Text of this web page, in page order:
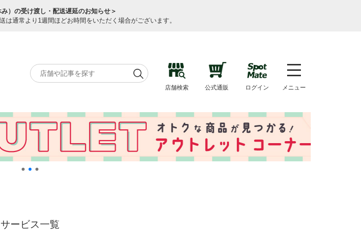
）の受け渡し・配送遅延のお知らせ＞
は通常より1週間ほどお時間をいただく場合がございます。
店舗検索 公式通販 ログイン メニュー
サービス一覧